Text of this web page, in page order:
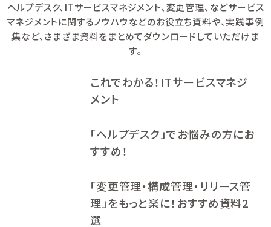
ヘルプデスク、ITサービスマネジメント、変更管理、などサービス
マネジメントに関するノウハウなどのお役立ち資料や、 実践事例
集など、さまざま資料をまとめてダウンロードしていただけま
す。
これでわかる！ITサービスマネジ
メント
「ヘルプデスク」でお悩みの方にお
すすめ！
「変更管理・構成管理・リリース管
理」をもっと楽に！おすすめ資料2
選